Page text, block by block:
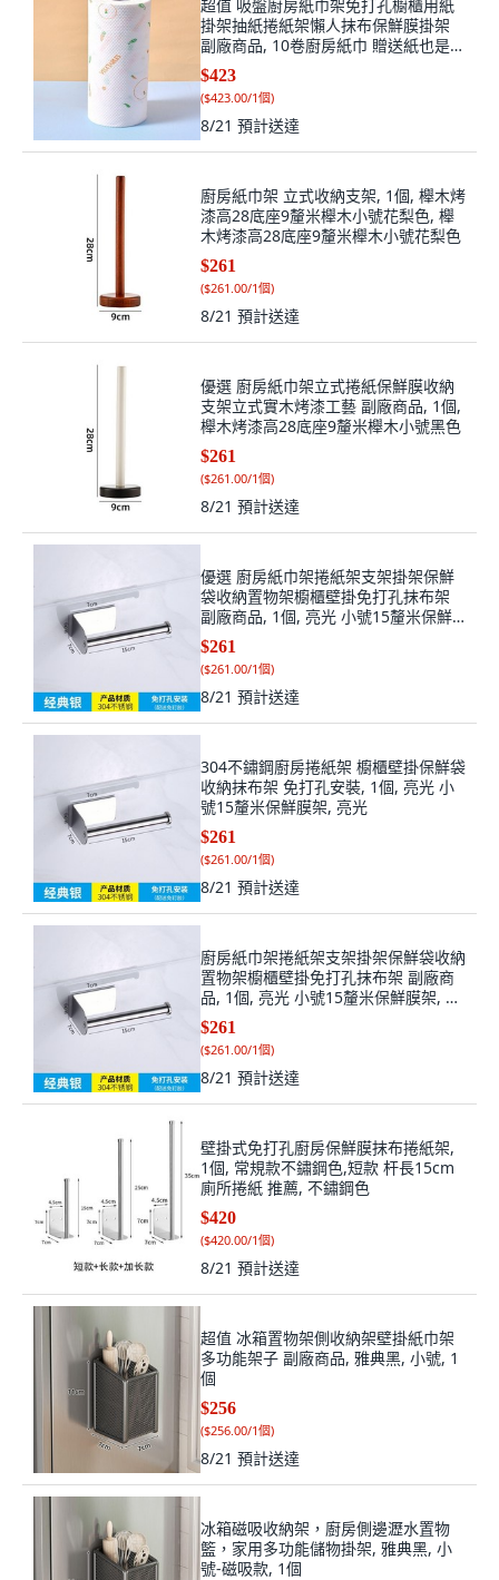
超值 吸盤廚房紙巾架免打孔櫥櫃用紙
掛架抽紙捲紙架懶人抹布保鮮膜掛架
副廠商品, 10卷廚房紙巾 贈送紙也是此
$423
($423.00/1個)
8/21 預計送達
廚房紙巾架 立式收納支架, 1個, 櫸木烤
漆高28底座9釐米櫸木小號花梨色, 櫸
木烤漆高28底座9釐米櫸木小號花梨色
$261
($261.00/1個)
8/21 預計送達
優選 廚房紙巾架立式捲紙保鮮膜收納
支架立式實木烤漆工藝 副廠商品, 1個,
櫸木烤漆高28底座9釐米櫸木小號黑色
$261
($261.00/1個)
8/21 預計送達
優選 廚房紙巾架捲紙架支架掛架保鮮
袋收納置物架櫥櫃壁掛免打孔抹布架
副廠商品, 1個, 亮光 小號15釐米保鮮
膜架
$261
($261.00/1個)
8/21 預計送達
304不鏽鋼廚房捲紙架 櫥櫃壁掛保鮮袋
收納抹布架 免打孔安裝, 1個, 亮光 小
號15釐米保鮮膜架, 亮光
$261
($261.00/1個)
8/21 預計送達
廚房紙巾架捲紙架支架掛架保鮮袋收納
置物架櫥櫃壁掛免打孔抹布架 副廠商
品, 1個, 亮光 小號15釐米保鮮膜架, 亮
光
$261
($261.00/1個)
8/21 預計送達
壁掛式免打孔廚房保鮮膜抹布捲紙架,
1個, 常規款不鏽鋼色,短款 杆長15cm
廁所捲紙 推薦, 不鏽鋼色
$420
($420.00/1個)
8/21 預計送達
超值 冰箱置物架側收納架壁掛紙巾架
多功能架子 副廠商品, 雅典黑, 小號, 1
個
$256
($256.00/1個)
8/21 預計送達
冰箱磁吸收納架，廚房側邊瀝水置物
籃，家用多功能儲物掛架, 雅典黑, 小
號-磁吸款, 1個